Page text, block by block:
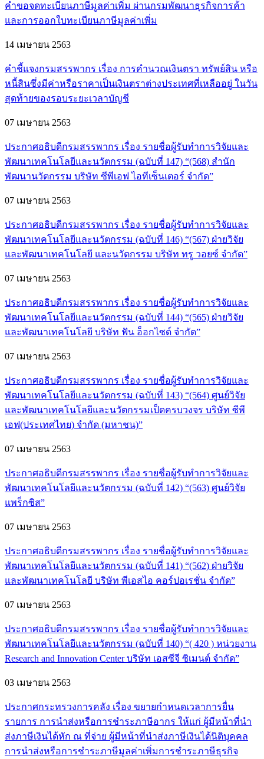
คำขอจดทะเบียนภาษีมูลค่าเพิ่ม ผ่านกรมพัฒนาธุรกิจการค้า
และการออกใบทะเบียนภาษีมูลค่าเพิ่ม
14 เมษายน 2563
คำชี้แจงกรมสรรพากร เรื่อง การคำนวณเงินตรา ทรัพย์สิน หรือ
หนี้สินซึ่งมีค่าหรือราคาเป็นเงินตราต่างประเทศที่เหลืออยู่ ในวัน
สุดท้ายของรอบระยะเวลาบัญชี
07 เมษายน 2563
ประกาศอธิบดีกรมสรรพากร เรื่อง รายชื่อผู้รับทำการวิจัยและ
พัฒนาเทคโนโลยีและนวัตกรรม (ฉบับที่ 147) “(568) สำนัก
พัฒนานวัตกรรม บริษัท ซีพีเอฟ ไอทีเซ็นเตอร์ จำกัด”
07 เมษายน 2563
ประกาศอธิบดีกรมสรรพากร เรื่อง รายชื่อผู้รับทำการวิจัยและ
พัฒนาเทคโนโลยีและนวัตกรรม (ฉบับที่ 146) “(567) ฝ่ายวิจัย
และพัฒนาเทคโนโลยี และนวัตกรรม บริษัท ทรู วอยซ์ จำกัด”
07 เมษายน 2563
ประกาศอธิบดีกรมสรรพากร เรื่อง รายชื่อผู้รับทำการวิจัยและ
พัฒนาเทคโนโลยีและนวัตกรรม (ฉบับที่ 144) “(565) ฝ่ายวิจัย
และพัฒนาเทคโนโลยี บริษัท ฟัน อ็อกไซด์ จำกัด”
07 เมษายน 2563
ประกาศอธิบดีกรมสรรพากร เรื่อง รายชื่อผู้รับทำการวิจัยและ
พัฒนาเทคโนโลยีและนวัตกรรม (ฉบับที่ 143) “(564) ศูนย์วิจัย
และพัฒนาเทคโนโลยีและนวัตกรรมเป็ดครบวงจร บริษัท ซีพี
เอฟ(ประเทศไทย) จำกัด (มหาชน)”
07 เมษายน 2563
ประกาศอธิบดีกรมสรรพากร เรื่อง รายชื่อผู้รับทำการวิจัยและ
พัฒนาเทคโนโลยีและนวัตกรรม (ฉบับที่ 142) “(563) ศูนย์วิจัย
แพร็กซิส”
07 เมษายน 2563
ประกาศอธิบดีกรมสรรพากร เรื่อง รายชื่อผู้รับทำการวิจัยและ
พัฒนาเทคโนโลยีและนวัตกรรม (ฉบับที่ 141) “(562) ฝ่ายวิจัย
และพัฒนาเทคโนโลยี บริษัท พีเอสไอ คอร์ปอเรชั่น จำกัด”
07 เมษายน 2563
ประกาศอธิบดีกรมสรรพากร เรื่อง รายชื่อผู้รับทำการวิจัยและ
พัฒนาเทคโนโลยีและนวัตกรรม (ฉบับที่ 140) “( 420 ) หน่วยงาน
Research and Innovation Center บริษัท เอสซีจี ซิเมนต์ จำกัด”
03 เมษายน 2563
ประกาศกระทรวงการคลัง เรื่อง ขยายกำหนดเวลาการยื่น
รายการ การนำส่งหรือการชำระภาษีอากร ให้แก่ ผู้มีหน้าที่นำ
ส่งภาษีเงินได้หัก ณ ที่จ่าย ผู้มีหน้าที่นำส่งภาษีเงินได้นิติบุคคล
การนำส่งหรือการชำระภาษีมูลค่าเพิ่มการชำระภาษีธุรกิจ